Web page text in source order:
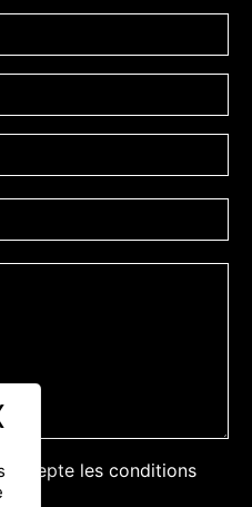
les conditions